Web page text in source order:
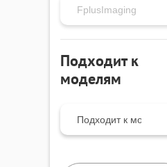
Подходит к
моделям